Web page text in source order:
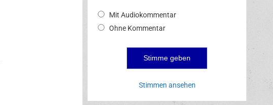
Mit Audiokommentar
Ohne Kommentar
Stimmen ansehen